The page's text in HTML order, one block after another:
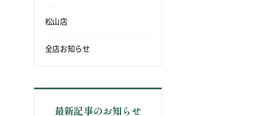
松山店
全店お知らせ
最新記事のお知らせ